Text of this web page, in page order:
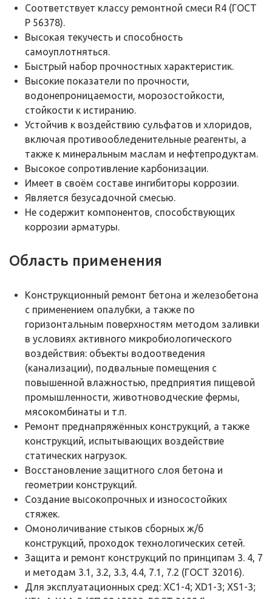
Соответствует классу ремонтной смеси R4 (ГОСТ
Р 56378).
Высокая текучесть и способность
самоуплотняться.
Быстрый набор прочностных характеристик.
Высокие показатели по прочности,
водонепроницаемости, морозостойкости,
стойкости к истиранию.
Устойчив к воздействию сульфатов и хлоридов,
включая противообледенительные реагенты, а
также к минеральным маслам и нефтепродуктам.
Высокое сопротивление карбонизации.
Имеет в своём составе ингибиторы коррозии.
Является безусадочной смесью.
Не содержит компонентов, способствующих
коррозии арматуры.
Область применения
Конструкционный ремонт бетона и железобетона
с применением опалубки, а также по
горизонтальным поверхностям методом заливки
в условиях активного микробиологического
воздействия: объекты водоотведения
(канализации), подвальные помещения с
повышенной влажностью, предприятия пищевой
промышленности, животноводческие фермы,
мясокомбинаты и т.п.
Ремонт преднапряжённых конструкций, а также
конструкций, испытывающих воздействие
статических нагрузок.
Восстановление защитного слоя бетона и
геометрии конструкций.
Создание высокопрочных и износостойких
стяжек.
Омоноличивание стыков сборных ж/б
конструкций, проходок технологических сетей.
Защита и ремонт конструкций по принципам 3. 4, 7
и методам 3.1, 3.2, 3.3, 4.4, 7.1, 7.2 (ГОСТ 32016).
Для эксплуатационных сред: XC1-4; XD1-3; XS1-3;